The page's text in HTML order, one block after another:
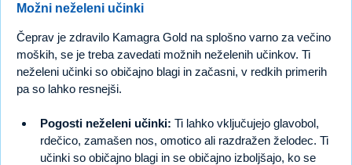
Možni neželeni učinki
Čeprav je zdravilo Kamagra Gold na splošno varno za večino
moških, se je treba zavedati možnih neželenih učinkov. Ti
neželeni učinki so običajno blagi in začasni, v redkih primerih
pa so lahko resnejši.
Pogosti neželeni učinki: Ti lahko vključujejo glavobol,
rdečico, zamašen nos, omotico ali razdražen želodec. Ti
učinki so običajno blagi in se običajno izboljšajo, ko se